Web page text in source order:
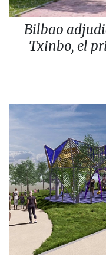
Bilbao
Txinbo, el